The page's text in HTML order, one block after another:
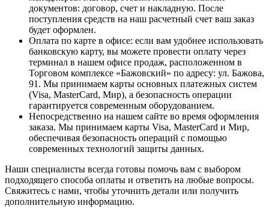
документов: договор, счет и накладную. После
поступления средств на наш расчетный счет ваш заказ
будет оформлен.
Оплата по карте в офисе: если вам удобнее использовать
банковскую карту, вы можете провести оплату через
терминал в нашем офисе продаж, расположенном в
Торговом комплексе «Бажовский» по адресу: ул. Бажова,
91. Мы принимаем карты основных платежных систем
(Visa, MasterCard, Мир), а безопасность операции
гарантируется современным оборудованием.
Непосредственно на нашем сайте во время оформления
заказа. Мы принимаем карты Visa, MasterCard и Мир,
обеспечивая безопасность операций с помощью
современных технологий защиты данных.
Наши специалисты всегда готовы помочь вам с выбором
подходящего способа оплаты и ответить на любые вопросы.
Свяжитесь с нами, чтобы уточнить детали или получить
дополнительную информацию.